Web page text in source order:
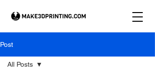
Post
All Posts